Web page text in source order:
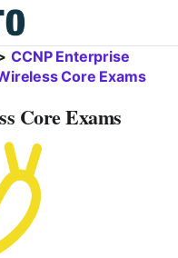
CCNP Enterprise
Core Exams
Core Exams